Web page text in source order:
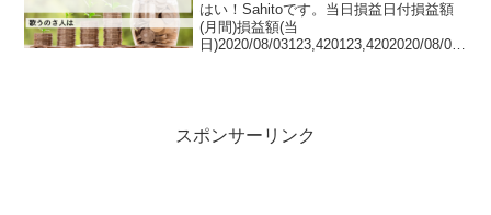
はい！Sahitoです。当日損益日付損益額
(月間)損益額(当
日)2020/08/03123,420123,4202020/08/04
スポンサーリンク